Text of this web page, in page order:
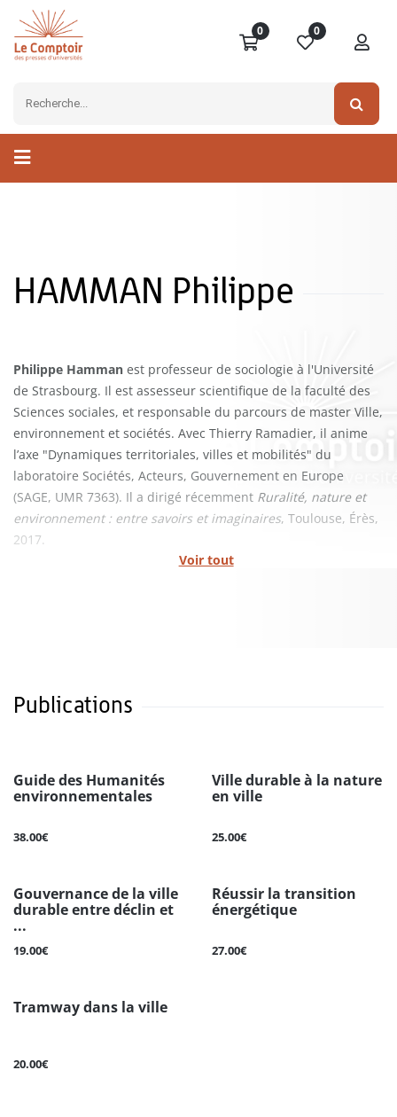
0 0
HAMMAN Philippe
Voir tout
Philippe Hamman est professeur de sociologie à l'Université
de Strasbourg. Il est assesseur scientifique de la faculté des
Sciences sociales, et responsable du parcours de master Ville,
environnement et sociétés. Avec Thierry Ramadier, il anime
l’axe "Dynamiques territoriales, villes et mobilités" du
laboratoire Sociétés, Acteurs, Gouvernement en Europe
(SAGE, UMR 7363). Il a dirigé récemment Ruralité, nature et
environnement : entre savoirs et imaginaires, Toulouse, Érès,
2017.
Publications
Guide des Humanités
environnementales
38.00€
Ville durable à la nature
en ville
25.00€
Gouvernance de la ville
durable entre déclin et
...
19.00€
Réussir la transition
énergétique
27.00€
Tramway dans la ville
20.00€